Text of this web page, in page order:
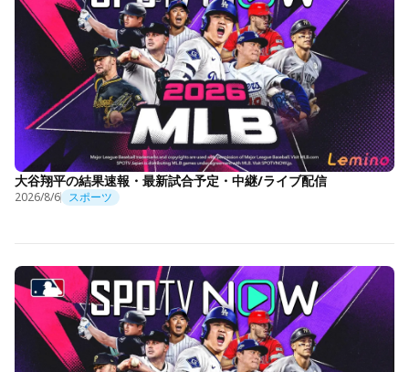
大谷翔平の結果速報・最新試合予定・中継/ライブ配信
2026/8/6 スポーツ